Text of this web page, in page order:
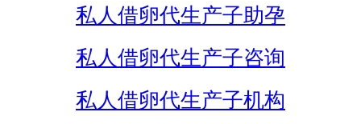
私人借卵代生产子助孕
私人借卵代生产子咨询
私人借卵代生产子机构